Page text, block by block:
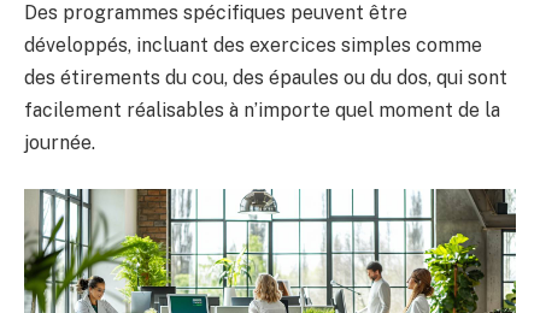
Des programmes spécifiques peuvent être
développés, incluant des exercices simples comme
des étirements du cou, des épaules ou du dos, qui sont
facilement réalisables à n’importe quel moment de la
journée.